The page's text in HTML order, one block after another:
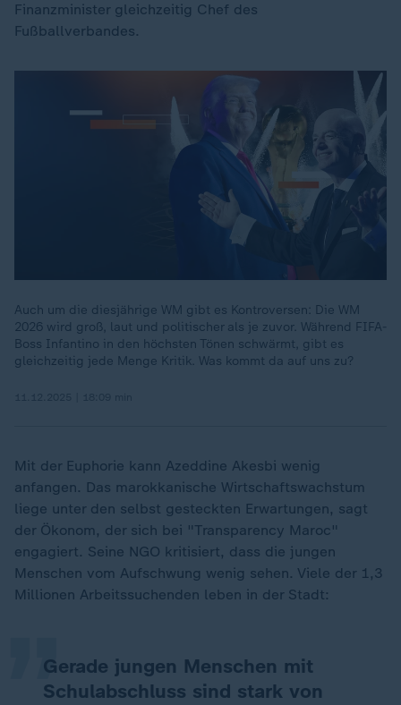
Finanzminister gleichzeitig Chef des
Fußballverbandes.
Auch um die diesjährige WM gibt es Kontroversen: Die WM
2026 wird groß, laut und politischer als je zuvor. Während FIFA-
Boss Infantino in den höchsten Tönen schwärmt, gibt es
gleichzeitig jede Menge Kritik. Was kommt da auf uns zu?
Mit der Euphorie kann Azeddine Akesbi wenig
anfangen. Das marokkanische Wirtschaftswachstum
liege unter den selbst gesteckten Erwartungen, sagt
der Ökonom, der sich bei "Transparency Maroc"
engagiert. Seine NGO kritisiert, dass die jungen
Menschen vom Aufschwung wenig sehen. Viele der 1,3
Millionen Arbeitssuchenden leben in der Stadt:
Gerade jungen Menschen mit
Schulabschluss sind stark von
„